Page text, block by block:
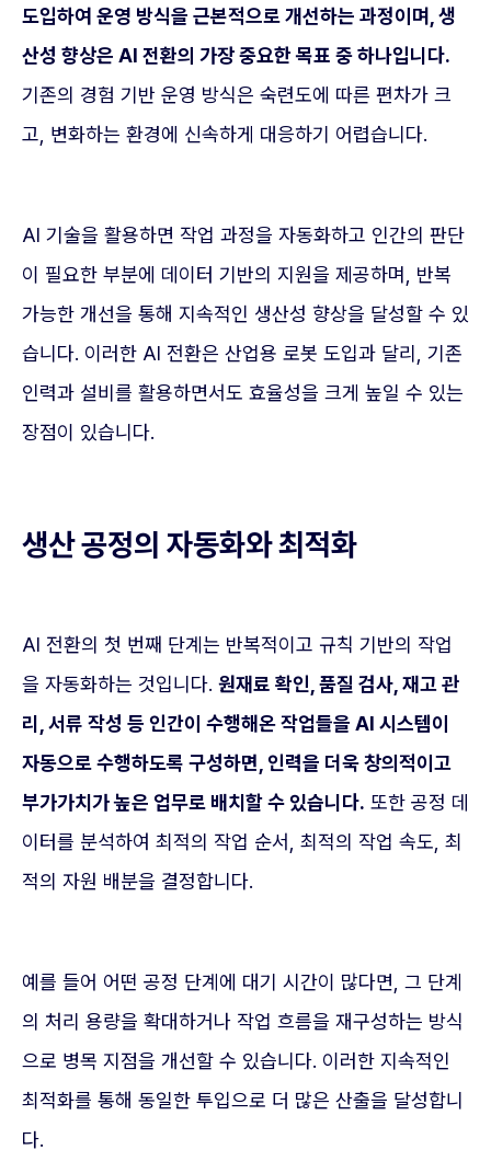
도입하여 운영 방식을 근본적으로 개선하는 과정이며, 생
산성 향상은 AI 전환의 가장 중요한 목표 중 하나입니다.
기존의 경험 기반 운영 방식은 숙련도에 따른 편차가 크
고, 변화하는 환경에 신속하게 대응하기 어렵습니다.
AI 기술을 활용하면 작업 과정을 자동화하고 인간의 판단
이 필요한 부분에 데이터 기반의 지원을 제공하며, 반복
가능한 개선을 통해 지속적인 생산성 향상을 달성할 수 있
습니다. 이러한 AI 전환은 산업용 로봇 도입과 달리, 기존
인력과 설비를 활용하면서도 효율성을 크게 높일 수 있는
장점이 있습니다.
생산 공정의 자동화와 최적화
AI 전환의 첫 번째 단계는 반복적이고 규칙 기반의 작업
을 자동화하는 것입니다. 원재료 확인, 품질 검사, 재고 관
리, 서류 작성 등 인간이 수행해온 작업들을 AI 시스템이
자동으로 수행하도록 구성하면, 인력을 더욱 창의적이고
부가가치가 높은 업무로 배치할 수 있습니다. 또한 공정 데
이터를 분석하여 최적의 작업 순서, 최적의 작업 속도, 최
적의 자원 배분을 결정합니다.
예를 들어 어떤 공정 단계에 대기 시간이 많다면, 그 단계
의 처리 용량을 확대하거나 작업 흐름을 재구성하는 방식
으로 병목 지점을 개선할 수 있습니다. 이러한 지속적인
최적화를 통해 동일한 투입으로 더 많은 산출을 달성합니
다.